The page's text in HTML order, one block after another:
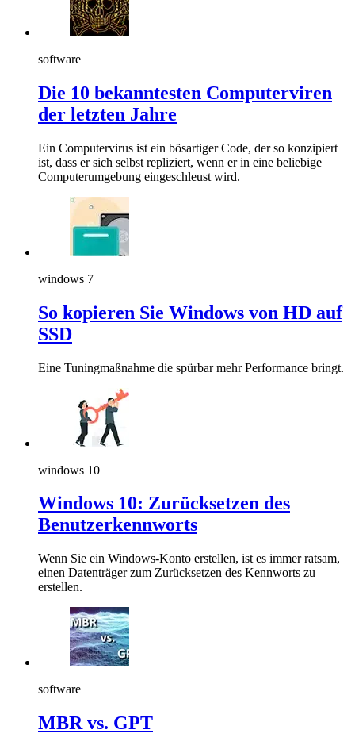
software
Die 10 bekanntesten Computerviren
der letzten Jahre
Ein Computervirus ist ein bösartiger Code, der so konzipiert
ist, dass er sich selbst repliziert, wenn er in eine beliebige
Computerumgebung eingeschleust wird.
windows 7
So kopieren Sie Windows von HD auf
SSD
Eine Tuningmaßnahme die spürbar mehr Performance bringt.
windows 10
Windows 10: Zurücksetzen des
Benutzerkennworts
Wenn Sie ein Windows-Konto erstellen, ist es immer ratsam,
einen Datenträger zum Zurücksetzen des Kennworts zu
erstellen.
software
MBR vs. GPT